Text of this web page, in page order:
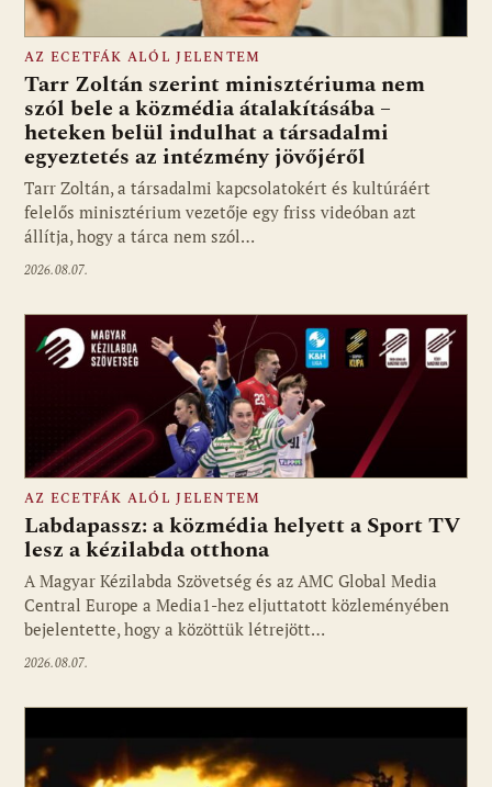
Fotó: media1.hu
AZ ECETFÁK ALÓL JELENTEM
Tarr Zoltán szerint minisztériuma nem
szól bele a közmédia átalakításába –
heteken belül indulhat a társadalmi
egyeztetés az intézmény jövőjéről
Tarr Zoltán, a társadalmi kapcsolatokért és kultúráért
felelős minisztérium vezetője egy friss videóban azt
állítja, hogy a tárca nem szól…
2026.08.07.
Fotó: media1.hu
AZ ECETFÁK ALÓL JELENTEM
Labdapassz: a közmédia helyett a Sport TV
lesz a kézilabda otthona
A Magyar Kézilabda Szövetség és az AMC Global Media
Central Europe a Media1-hez eljuttatott közleményében
bejelentette, hogy a közöttük létrejött…
2026.08.07.